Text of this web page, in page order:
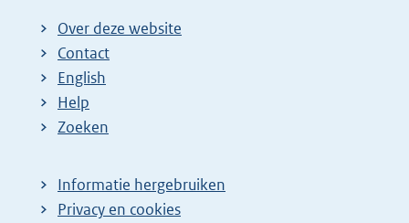
Over deze website
Contact
English
Help
Zoeken
Informatie hergebruiken
Privacy en cookies